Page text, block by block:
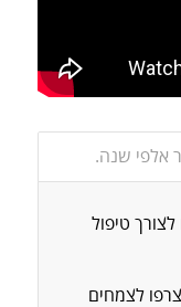
אלפי שנה.
טיפול
לצמחים